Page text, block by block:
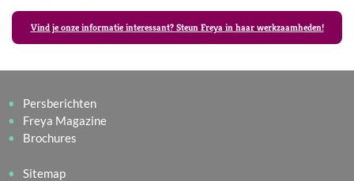
Vind je onze informatie interessant? Steun Freya in haar werkzaamheden!
Persberichten
Freya Magazine
Brochures
Sitemap